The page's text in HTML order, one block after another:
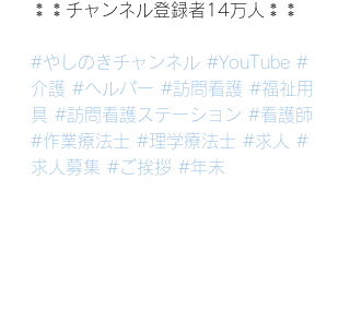
⁑⁑チャンネル登録者14万人⁑⁑
#やしのきチャンネル #YouTube #
介護 #ヘルパー #訪問看護 #福祉用
具 #訪問看護ステーション #看護師
#作業療法士 #理学療法士 #求人
#
求人募集 #ご挨拶 #年末